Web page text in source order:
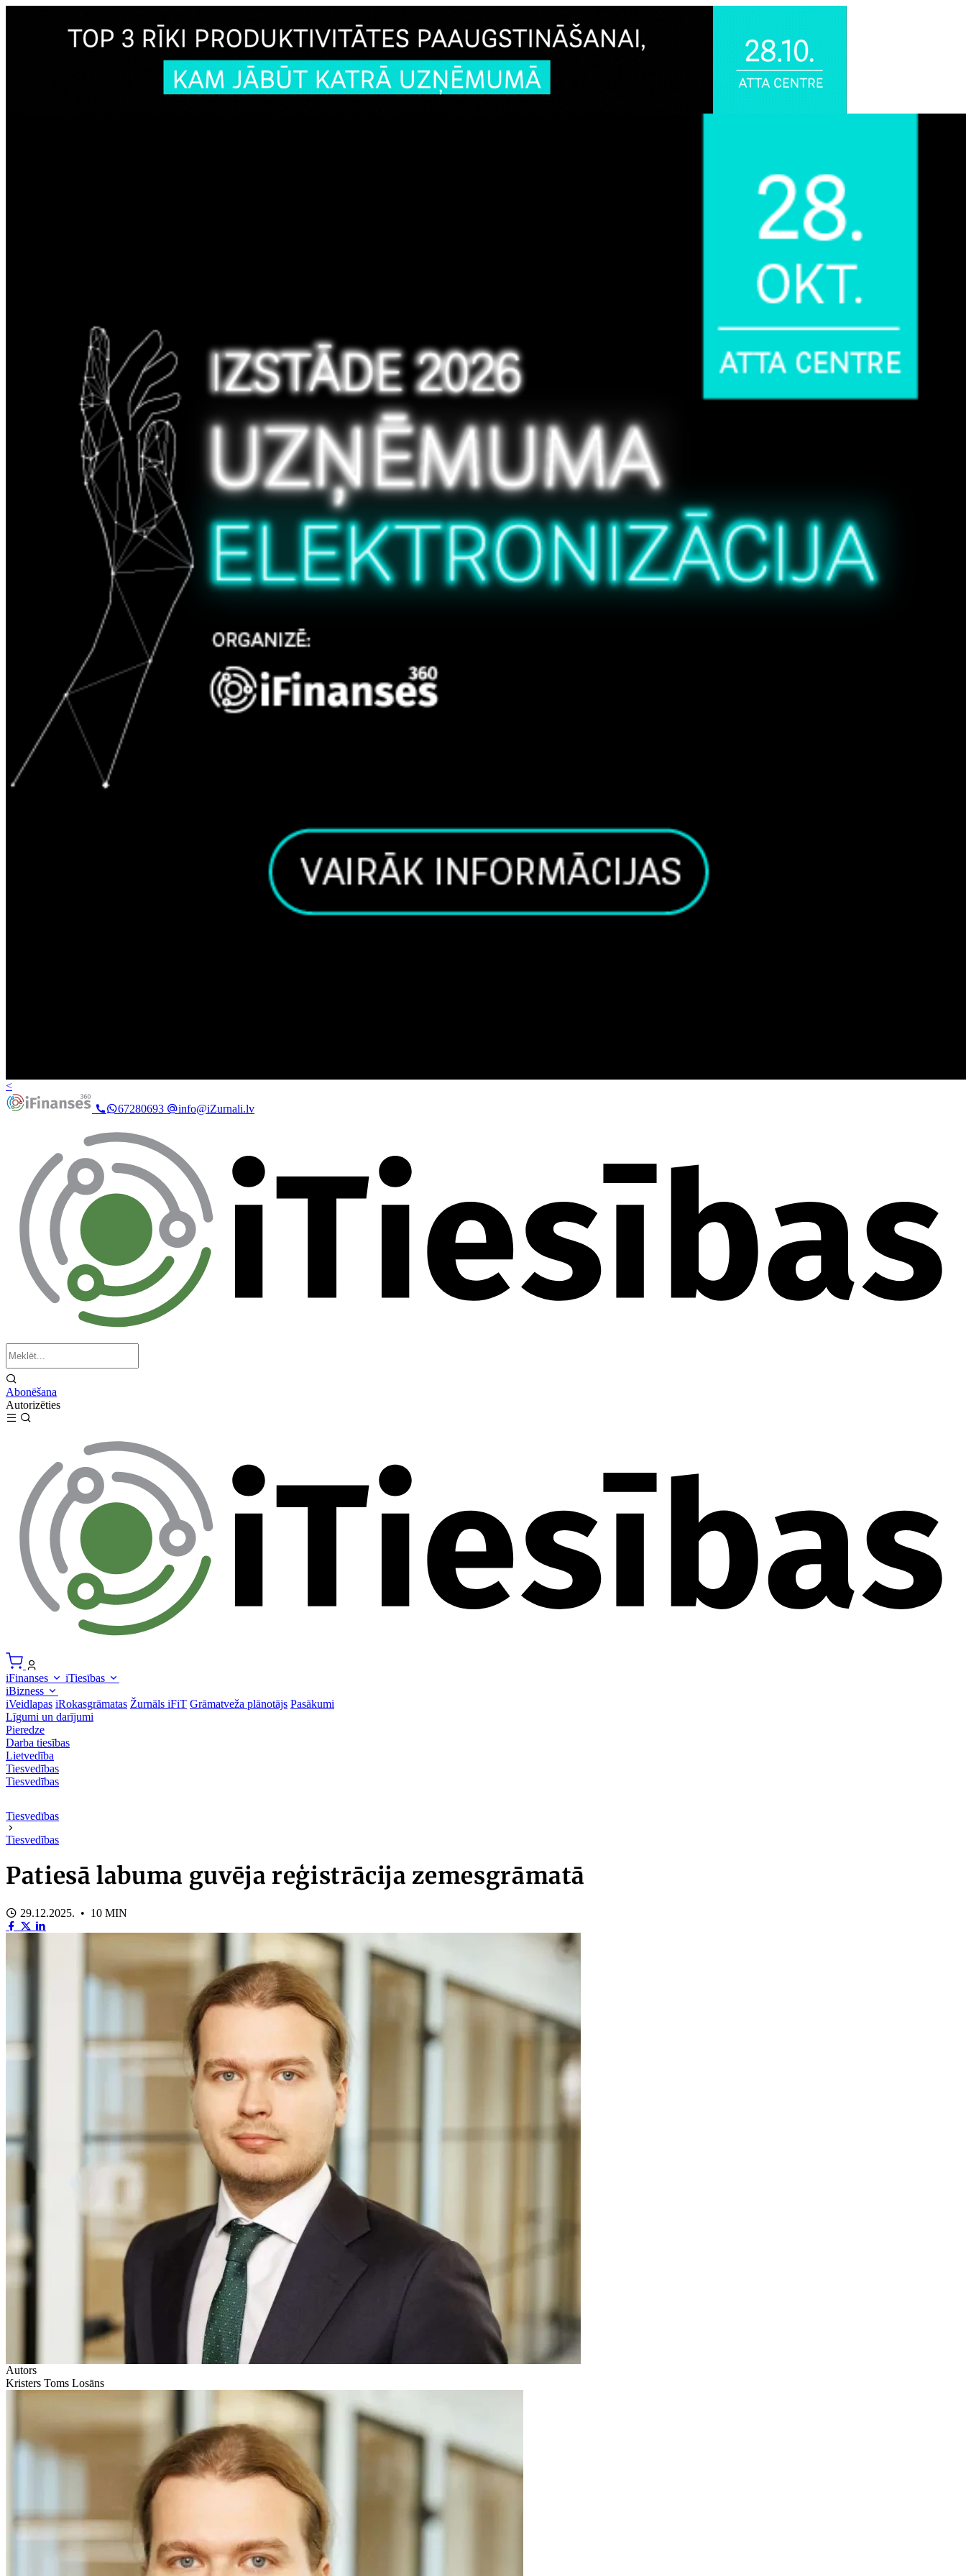
<
67280693
info@iZurnali.lv
Abonēšana
Autorizēties
iFinanses
iTiesības
iBizness
iVeidlapas iRokasgrāmatas Žurnāls iFiT Grāmatveža plānotājs Pasākumi
Līgumi un darījumi
Pieredze
Darba tiesības
Lietvedība
Tiesvedības
Tiesvedības
Tiesvedības
Tiesvedības
Patiesā labuma guvēja reģistrācija zemesgrāmatā
29.12.2025. • 10 MIN
Autors
Kristers Toms Losāns